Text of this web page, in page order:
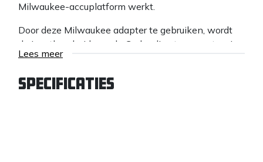
Milwaukee-accuplatform werkt.
Door deze Milwaukee adapter te gebruiken, wordt
de inzetbaarheid van de Grabo direct vergroot: er is
minder stilstand, meer gebruiksgemak en er kan
accu te wisselen die doorgaans toch al op de
Lees meer
Specificaties